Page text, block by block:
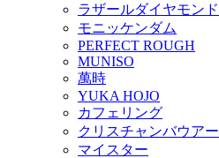
ラザールダイヤモンド
モニッケンダム
PERFECT ROUGH
MUNISO
萬時
YUKA HOJO
カフェリング
クリスチャンバウアー
マイスター